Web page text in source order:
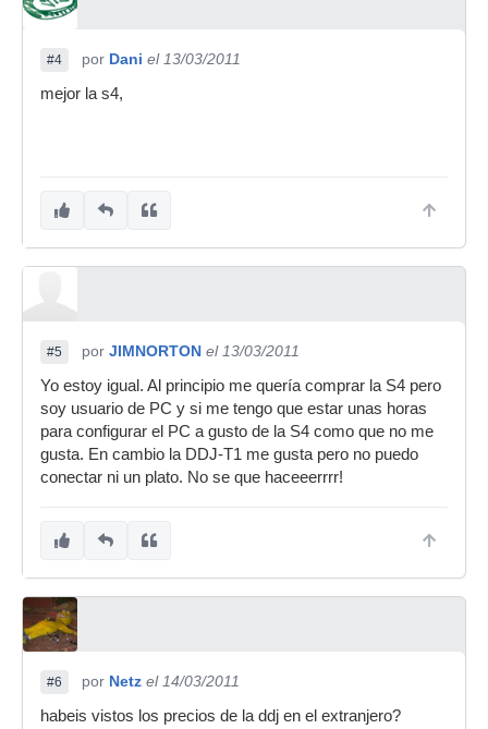
#4 por Dani el 13/03/2011
mejor la s4,
#5 por JIMNORTON el 13/03/2011
Yo estoy igual. Al principio me quería comprar la S4 pero
soy usuario de PC y si me tengo que estar unas horas
para configurar el PC a gusto de la S4 como que no me
gusta. En cambio la DDJ-T1 me gusta pero no puedo
conectar ni un plato. No se que haceeerrrr!
#6 por Netz el 14/03/2011
habeis vistos los precios de la ddj en el extranjero?